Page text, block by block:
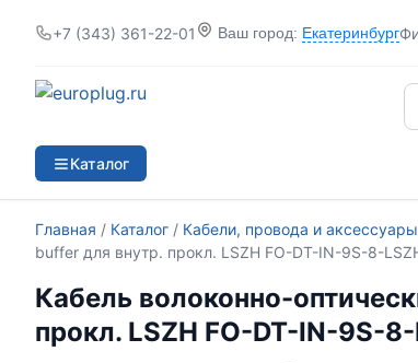
+7 (343) 361-22-01 Ваш город: Екатеринбург
Каталог
Главная / Каталог / Кабели, провода и аксессуары
buffer для внутр. прокл. LSZH FO-DT-IN-9S-8-
Кабель волоконно-
прокл. LSZH FO-DT-IN-9S-